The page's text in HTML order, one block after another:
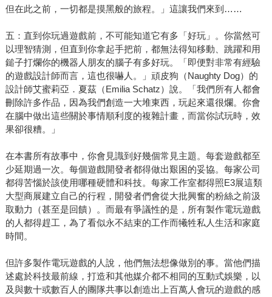
但在此之前，一切都是摸黑般的旅程。」這讓我們來到……
五：直到你玩過遊戲前，不可能知道它有多「好玩」。你當然可
以理智猜測，但直到你拿起手把前，都無法得知移動、跳躍和用
鎚子打爛你的機器人朋友的腦子有多好玩。「即便對非常有經驗
的遊戲設計師而言，這也很嚇人。」頑皮狗（Naughty Dog）的
設計師艾蜜莉亞．夏茲（Emilia Schatz）說。「我們所有人都會
刪除許多作品，因為我們創造一大堆東西，玩起來還很爛。你會
在腦中做出這些關於事情順利度的複雜計畫，而當你試玩時，效
果卻很糟。」
在本書所有故事中，你會見識到好幾個常見主題。每套遊戲都至
少延期過一次。每個遊戲開發者都得做出艱困的妥協。每家公司
都得苦惱於該使用哪種硬體和科技。每家工作室都得照E3展這類
大型商展建立自己的行程，開發者們會從大批興奮的粉絲之前汲
取動力（甚至是回饋）。而最有爭議性的是，所有製作電玩遊戲
的人都得趕工，為了看似永不結束的工作而犧牲私人生活和家庭
時間。
但許多製作電玩遊戲的人說，他們無法想像做別的事。當他們描
述處於科技最前線，打造和其他媒介都不相同的互動式娛樂，以
及與數十或數百人的團隊共事以創造出上百萬人會玩的遊戲的感